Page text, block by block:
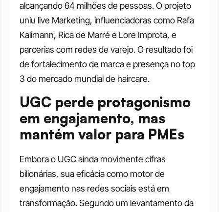
alcançando 64 milhões de pessoas. O projeto
uniu live Marketing, influenciadoras como Rafa
Kalimann, Rica de Marré e Lore Improta, e
parcerias com redes de varejo. O resultado foi
de fortalecimento de marca e presença no top
3 do mercado mundial de haircare.
UGC perde protagonismo
em engajamento, mas
mantém valor para PMEs
Embora o UGC ainda movimente cifras
bilionárias, sua eficácia como motor de
engajamento nas redes sociais está em
transformação. Segundo um levantamento da